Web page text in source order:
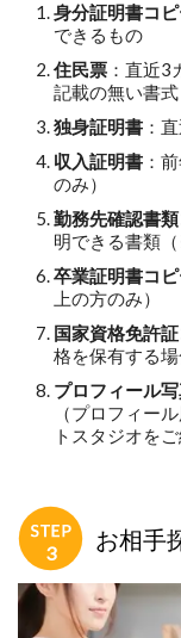
身分証明書コ
できるもの
住民票 ：直近
記載の無い書式
独身証明書 ：
収入証明書 ：
のみ）
勤務先確認書
明できる書類
卒業証明書コ
上の方のみ）
国家資格免許
格を保有する
プロフィール
（プロフィー
トスタジオを
お相手